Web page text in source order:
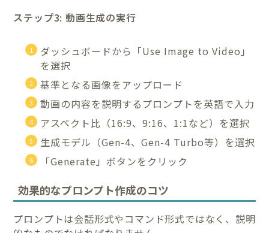
ステップ3: 動画生成の実行
ダッシュボードから「Use Image to Video」
を選択
基準となる画像をアップロード
動画の内容を説明するプロンプトを英語で入力
アスペクト比（16:9、9:16、1:1など）を選択
生成モデル（Gen-4、Gen-4 Turbo等）を選択
「Generate」ボタンをクリック
効果的なプロンプト作成のコツ
プロンプトは会話形式やコマンド形式ではなく、説明